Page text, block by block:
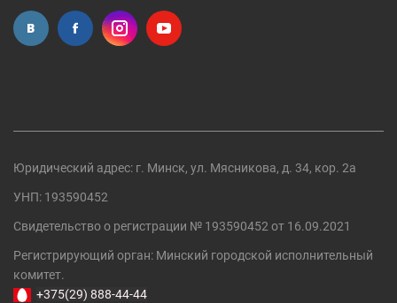
Юридический адрес: г. Минск, ул. Мясникова, д. 34, кор. 2а
УНП: 193590452
Свидетельство о регистрации № 193590452 от 16.09.2021
Регистрирующий орган: Минский городской исполнительный
комитет.
+375(29) 888-44-44